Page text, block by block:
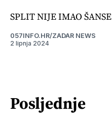
SPLIT NIJE IMAO ŠANSE
057INFO.HR/ZADAR NEWS
2 lipnja 2024
Posljednje